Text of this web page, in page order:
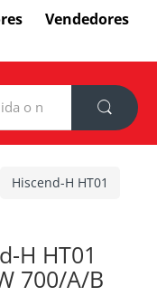
Vendedores
Hiscend-H HT01
H HT01
700/A/B